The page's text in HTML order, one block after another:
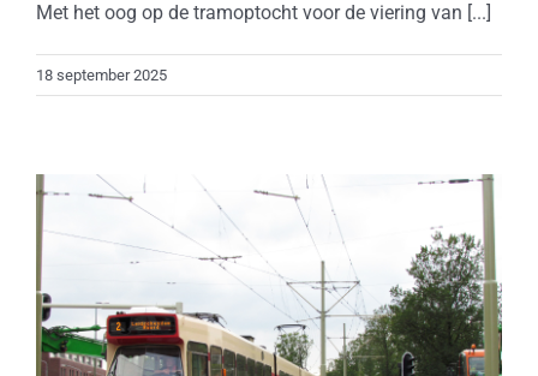
Met het oog op de tramoptocht voor de viering van [...]
18 september 2025